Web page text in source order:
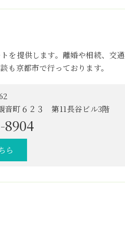
を提供します。離婚や相続、交
も京都市で行っております。
音町６２３ 第11長谷ビル3階
8904
ら